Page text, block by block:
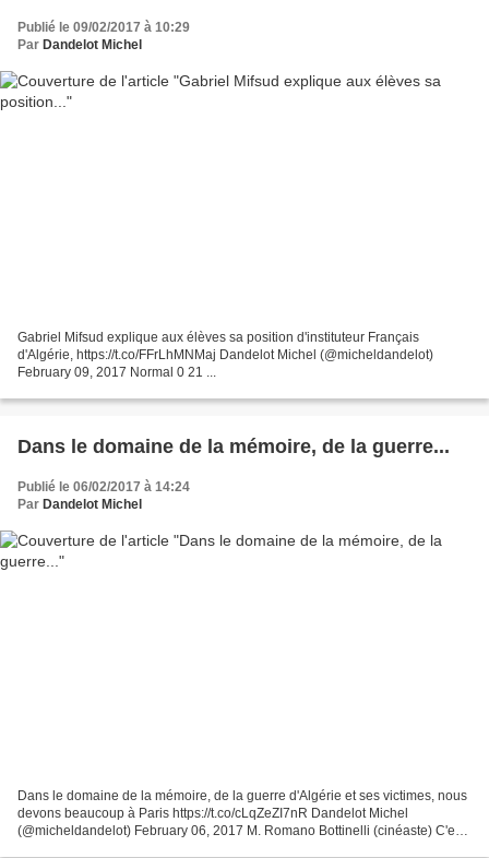
Publié le 09/02/2017 à 10:29
Par Dandelot Michel
Gabriel Mifsud explique aux élèves sa position d'instituteur Français
d'Algérie, https://t.co/FFrLhMNMaj Dandelot Michel (@micheldandelot)
February 09, 2017 Normal 0 21 ...
Dans le domaine de la mémoire, de la guerre...
Publié le 06/02/2017 à 14:24
Par Dandelot Michel
Dans le domaine de la mémoire, de la guerre d'Algérie et ses victimes, nous
devons beaucoup à Paris https://t.co/cLqZeZI7nR Dandelot Michel
(@micheldandelot) February 06, 2017 M. Romano Bottinelli (cinéaste) C'est